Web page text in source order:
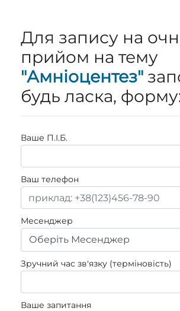
Для запису на
прийом на тему
"Амніоцентез"
будь ласка,
Ваше П.I.Б.
Ваш телефон
Месенджер
Оберіть Месенджер
Зручний час зв'язку (терміновість)
Ваше запитання